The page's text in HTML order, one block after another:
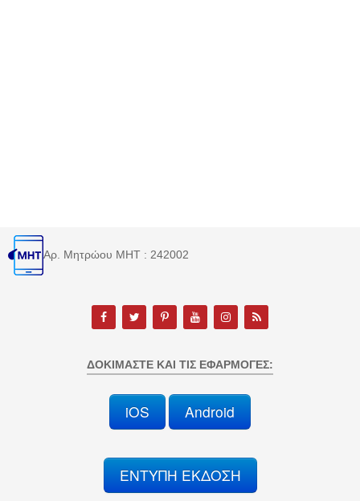
Αρ. Μητρώου MHT : 242002
ΔΟΚΙΜΆΣΤΕ ΚΑΙ ΤΙΣ ΕΦΑΡΜΟΓΈΣ:
iOS Android
ΕΝΤΥΠΗ ΕΚΔΟΣΗ